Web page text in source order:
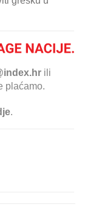
ili
plaćamo.
.